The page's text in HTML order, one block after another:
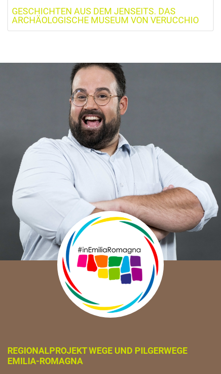
GESCHICHTEN AUS DEM JENSEITS. DAS
ARCHÄOLOGISCHE MUSEUM VON VERUCCHIO
REGIONALPROJEKT WEGE UND PILGERWEGE
EMILIA-ROMAGNA